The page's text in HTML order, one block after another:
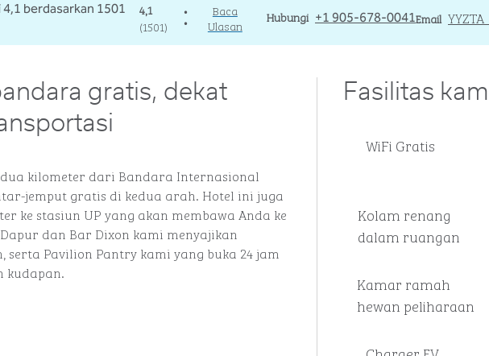
4,1
(1501)
•
•
Baca
Ulasan
Hubungi
Panggilan+1 905-678-0041Email
Email
gratis, dekat
kilometer dari Bandara Internasional
jemput gratis di kedua arah. Hotel ini juga
ke stasiun UP yang akan membawa Anda ke
dan Bar Dixon kami menyajikan
Pavilion Pantry kami yang buka 24 jam
kudapan.
Fasilitas
WiFi Gratis
Kolam renang
dalam ruangan
Kamar ramah
hewan peliharaan